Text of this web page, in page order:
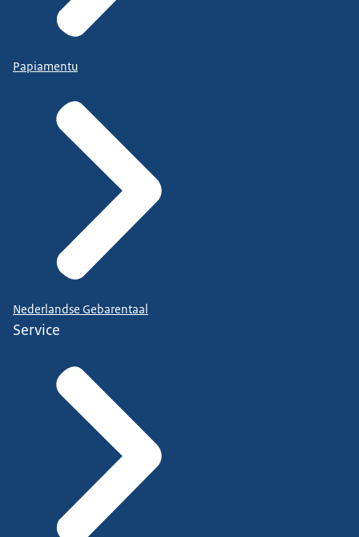
Papiamentu
Nederlandse Gebarentaal
Service